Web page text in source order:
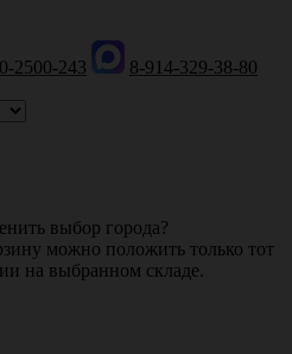
2500-243
8-914-329-38-80
выбор города?
можно положить только тот
на выбранном складе.